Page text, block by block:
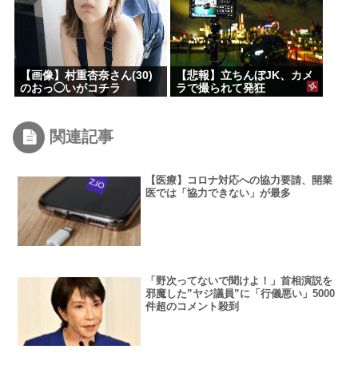
【画像】村重杏奈さん(30)
のおっ◯いがコチラ
【悲報】立ちんぼJK、カメ
ラで撮られて発狂
関連記事
【医療】コロナ対応への協力要請、開業
医では「協力できない」が最多
「野次ってないで聞けよ！」首相演説を
邪魔した”ヤジ議員”に「行儀悪い」5000
件超のコメント殺到